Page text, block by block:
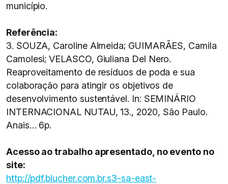
município.
Referência:
3. SOUZA, Caroline Almeida; GUIMARÃES, Camila
Camolesi; VELASCO, Giuliana Del Nero.
Reaproveitamento de resíduos de poda e sua
colaboração para atingir os objetivos de
desenvolvimento sustentável. In: SEMINÁRIO
INTERNACIONAL NUTAU, 13., 2020, São Paulo.
Anais… 6p.
Acesso ao trabalho apresentado, no evento no
site:
http://pdf.blucher.com.br.s3-sa-east-